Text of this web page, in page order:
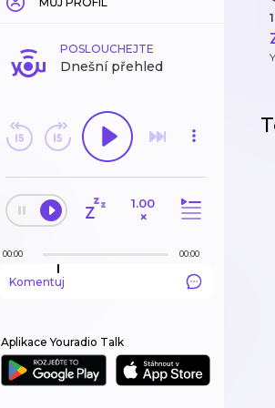
POSLOUCHEJTE
Dnešní přehled
1.00
×
00:00 00:00
Komentuj
Aplikace Youradio Talk